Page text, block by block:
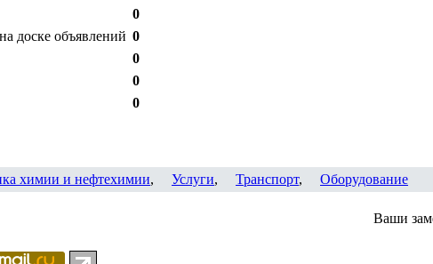
0
доске объявлений 0
0
0
0
химии и нефтехимии, Услуги, Транспорт, Оборудование
Ваши